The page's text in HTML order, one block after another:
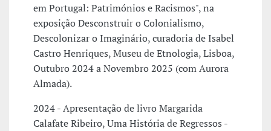
em Portugal: Patrimónios e Racismos", na
exposição Desconstruir o Colonialismo,
Descolonizar o Imaginário, curadoria de Isabel
Castro Henriques, Museu de Etnologia, Lisboa,
Outubro 2024 a Novembro 2025 (com Aurora
Almada).
2024 - Apresentação de livro Margarida
Calafate Ribeiro, Uma História de Regressos -